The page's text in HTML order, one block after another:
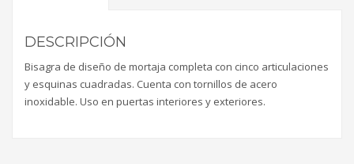
DESCRIPCIÓN
Bisagra de diseño de mortaja completa con cinco articulaciones
y esquinas cuadradas. Cuenta con tornillos de acero
inoxidable. Uso en puertas interiores y exteriores.